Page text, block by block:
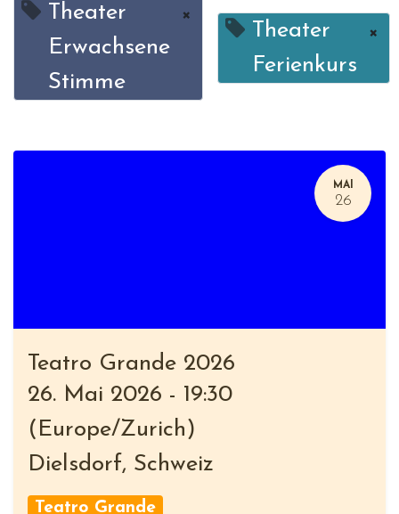
Theater
Erwachsene
Stimme
×
Theater
Ferienkurs
×
MAI
26
Teatro Grande 2026
26. Mai 2026 - 19:30
( Europe/Zurich )
Dielsdorf, Schweiz
Teatro Grande